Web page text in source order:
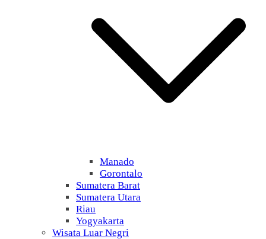
Manado
Gorontalo
Sumatera Barat
Sumatera Utara
Riau
Yogyakarta
Wisata Luar Negri